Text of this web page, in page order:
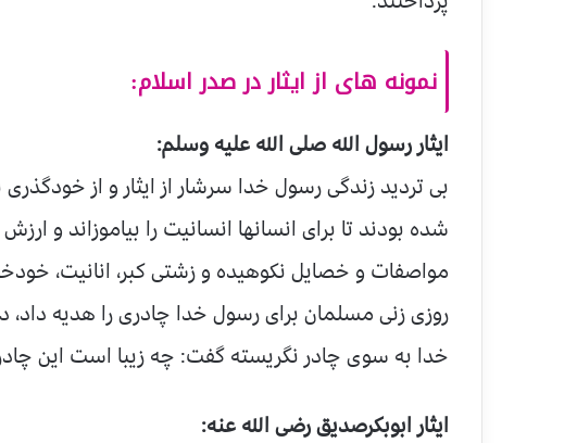
نمونه های از ایثار در صدر اسلام:
ایثار رسول الله صلی الله علیه وسلم:
بی تردید زندگی رسول خدا سرشار از ایثار و از خودگذری
شده بودند تا برای انسانها انسانیت را بیاموزاند و ارزش
مواصفات و خصایل نکوهیده و زشتی کبر، انانیت،
روزی زنی مسلمان برای رسول خدا چادری را هدیه
خدا به سوی چادر نگریسته گفت: چه زیبا است این
ایثار ابوبکرصدیق رضی الله عنه: